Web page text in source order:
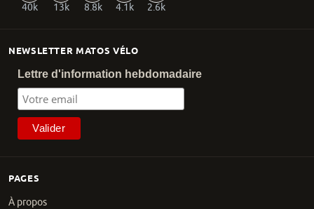
PAGES
À propos
NEWSLETTER MATOS VÉLO
Lettre d'information hebdomadaire
40k 13k 8.8k 4.1k 2.6k